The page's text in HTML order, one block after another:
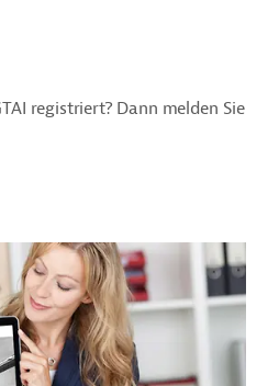
registriert? Dann melden Sie